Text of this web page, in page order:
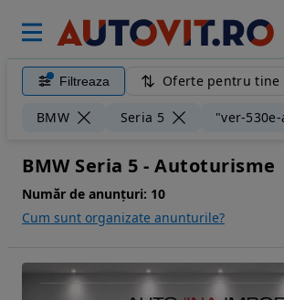
Filtreaza Oferte pentru tine
BMW Seria 5 "ver-
BMW Seria 5 - Autoturisme
Număr de anunțuri: 10
Cum sunt organizate anunturile?